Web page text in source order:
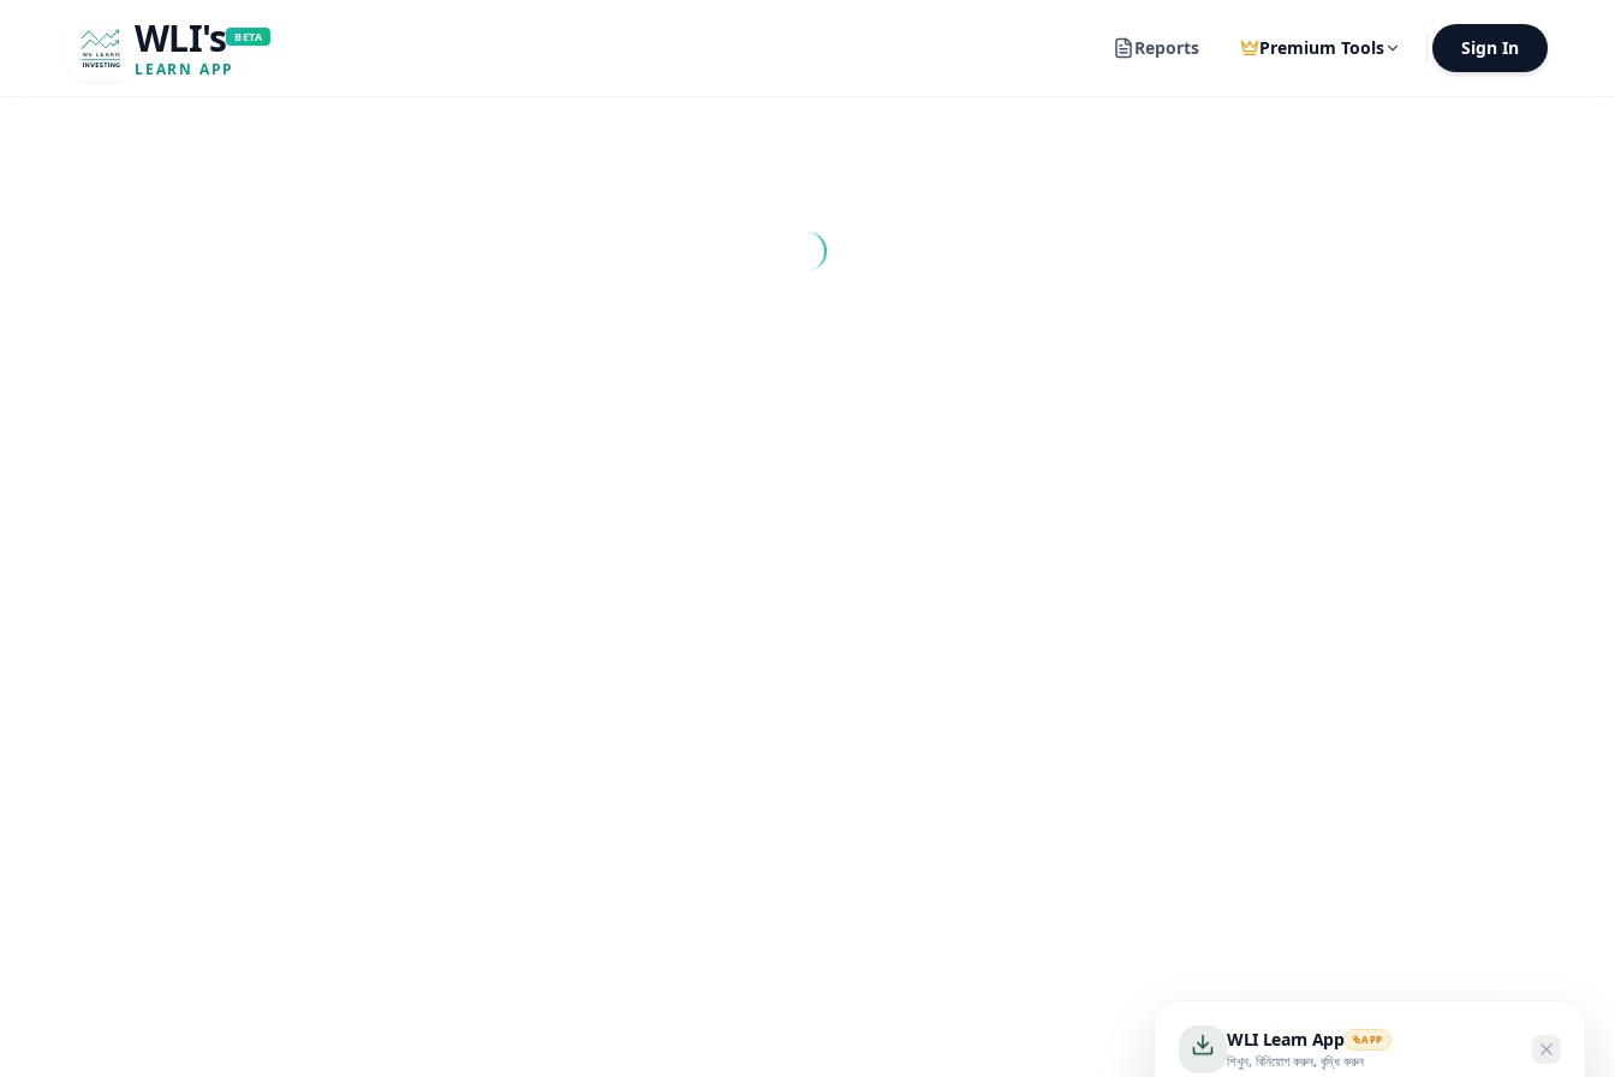
WLI's BETA
LEARN APP
Reports Premium Tools Sign In
WLI Learn App APP
শিখুন, বিনিয়োগ করুন, বৃদ্ধি করুন